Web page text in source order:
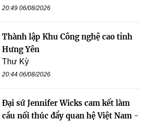
20:49 06/08/2026
Thành lập Khu Công nghệ cao tỉnh
Hưng Yên
Thư Kỳ
20:44 06/08/2026
Đại sứ Jennifer Wicks cam kết làm
cầu nối thúc đẩy quan hệ Việt Nam -